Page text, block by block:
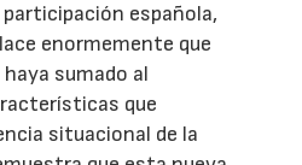
participación española,
enormemente que
sumado al
que
situacional de la